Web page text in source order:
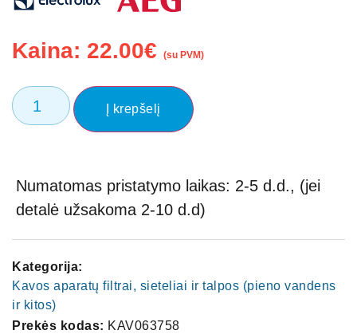
Kaina: 22.00€ (su PVM)
Į krepšelį
Numatomas pristatymo laikas: 2-5 d.d., (jei
detalė užsakoma 2-10 d.d)
Kategorija:
Kavos aparatų filtrai, sieteliai ir talpos (pieno vandens
ir kitos)
Prekės kodas: KAV063758